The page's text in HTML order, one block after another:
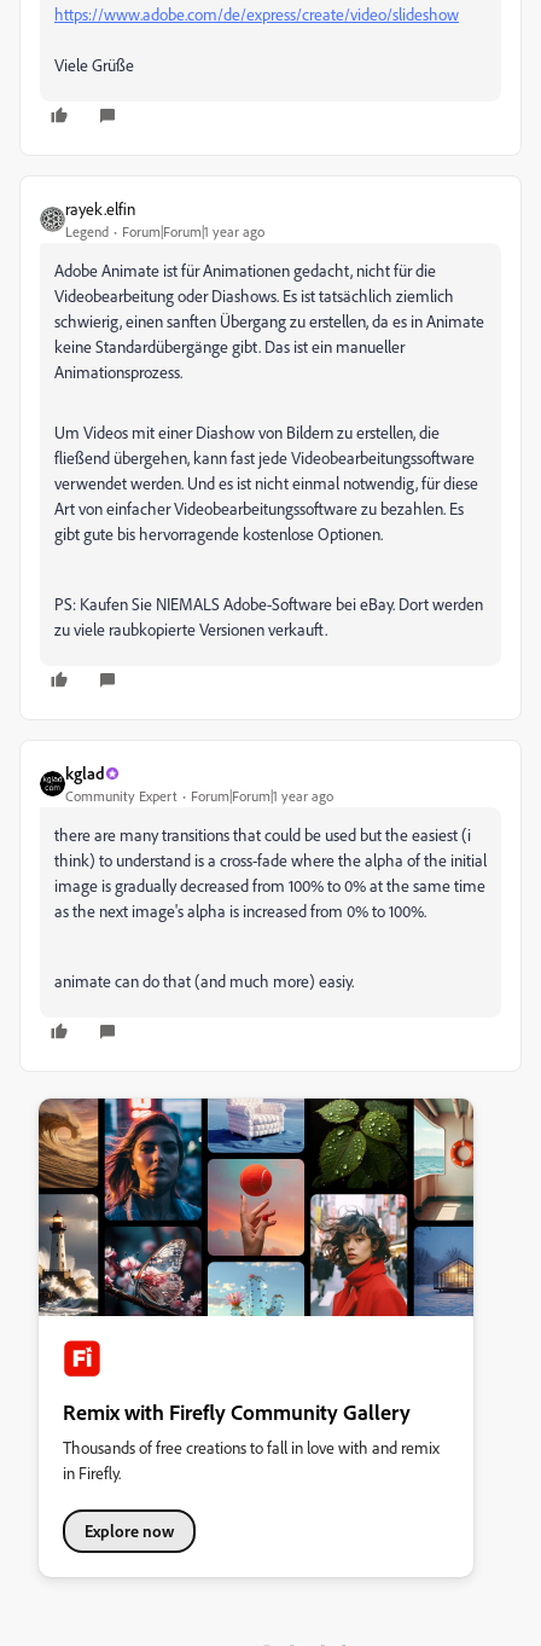
https://www.adobe.com/de/express/create/video/slideshow
Viele Grüße
rayek.elfin
Legend Forum|Forum|1 year ago
Adobe Animate ist für Animationen gedacht, nicht für die
Videobearbeitung oder Diashows. Es ist tatsächlich ziemlich
schwierig, einen sanften Übergang zu erstellen, da es in Animate
keine Standardübergänge gibt. Das ist ein manueller
Animationsprozess.
Um Videos mit einer Diashow von Bildern zu erstellen, die
fließend übergehen, kann fast jede Videobearbeitungssoftware
verwendet werden. Und es ist nicht einmal notwendig, für diese
Art von einfacher Videobearbeitungssoftware zu bezahlen. Es
gibt gute bis hervorragende kostenlose Optionen.
PS: Kaufen Sie NIEMALS Adobe-Software bei eBay. Dort werden
zu viele raubkopierte Versionen verkauft.
kglad
Community Expert Forum|Forum|1 year ago
there are many transitions that could be used but the easiest (i
think) to understand is a cross-fade where the alpha of the initial
image is gradually decreased from 100% to 0% at the same time
as the next image's alpha is increased from 0% to 100%.
animate can do that (and much more) easiy.
Remix with Firefly Community Gallery
Thousands of free creations to fall in love with and remix
in Firefly.
Explore now